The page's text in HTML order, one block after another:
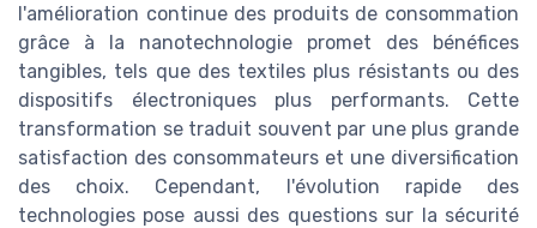
l'amélioration continue des produits de consommation
grâce à la nanotechnologie promet des bénéfices
tangibles, tels que des textiles plus résistants ou des
dispositifs électroniques plus performants. Cette
transformation se traduit souvent par une plus grande
satisfaction des consommateurs et une diversification
des choix. Cependant, l'évolution rapide des
technologies pose aussi des questions sur la sécurité